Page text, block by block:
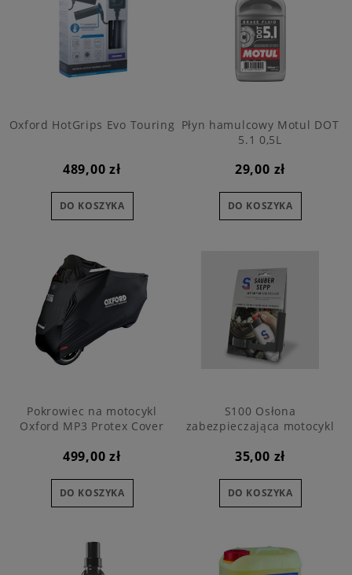
Oxford HotGrips Evo Touring
489,00 zł
DO KOSZYKA
Płyn hamulcowy Motul DOT
5.1 0,5L
29,00 zł
DO KOSZYKA
Pokrowiec na motocykl
Oxford MP3 Protex Cover
499,00 zł
DO KOSZYKA
S100 Osłona
zabezpieczająca motocykl
35,00 zł
DO KOSZYKA